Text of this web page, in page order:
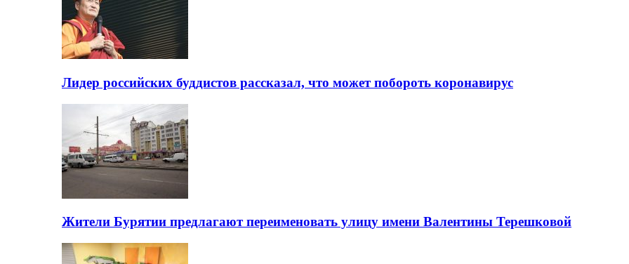
Лидер российских буддистов рассказал, что может побороть коронавирус
Жители Бурятии предлагают переименовать улицу имени Валентины Терешковой